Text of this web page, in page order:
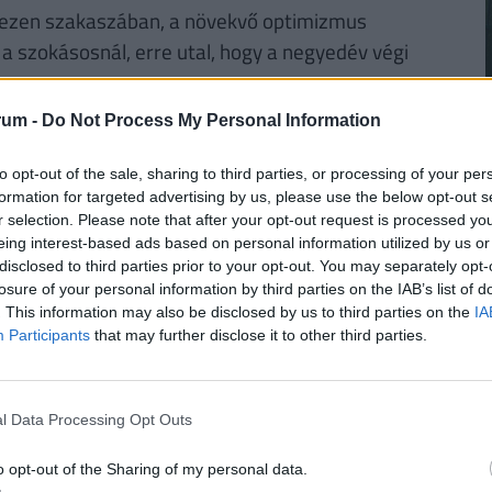
- Do Not Process My Personal Information
opt-out of the sale, sharing to third parties, or processing of your
for targeted advertising by us, please use the below opt-out
selection. Please note that after your opt-out request is processed
interest-based ads based on personal information utilized by us
to third parties prior to your opt-out. You may separately
of your personal information by third parties on the IAB’s list of
This information may also be disclosed by us to third parties on the
Participants that may further disclose it to other third parties.
Data Processing Opt Outs
opt-out of the Sharing of my personal data.
szakaszában, a növekvő optimizmus
erre utal, hogy a negyedév végi
várakozások miatt következhetett
akkor a törlesztőrészletek szerinti
42 386forintos törlesztővel a Raiffeisen Bank
aCIB Bank (THM 11,29%-ot)és a MagNet
bankok ajánlataiért, illetve a konstrukciók
összeg, stb.) keresd fel aPénzcentrum